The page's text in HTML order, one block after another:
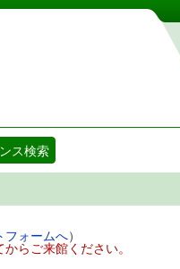
約システム
ス検索
フォームへ）
らご来館ください。